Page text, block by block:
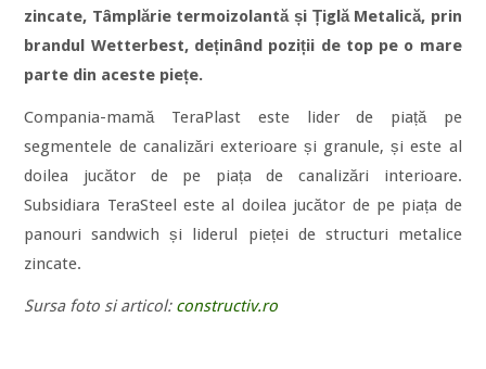
zincate, Tâmplărie termoizolantă și Țiglă Metalică, prin
brandul Wetterbest, deținând poziții de top pe o mare
parte din aceste piețe.
Compania-mamă TeraPlast este lider de piață pe
segmentele de canalizări exterioare și granule, și este al
doilea jucător de pe piața de canalizări interioare.
Subsidiara TeraSteel este al doilea jucător de pe piața de
panouri sandwich și liderul pieței de structuri metalice
zincate.
Sursa foto si articol: constructiv.ro